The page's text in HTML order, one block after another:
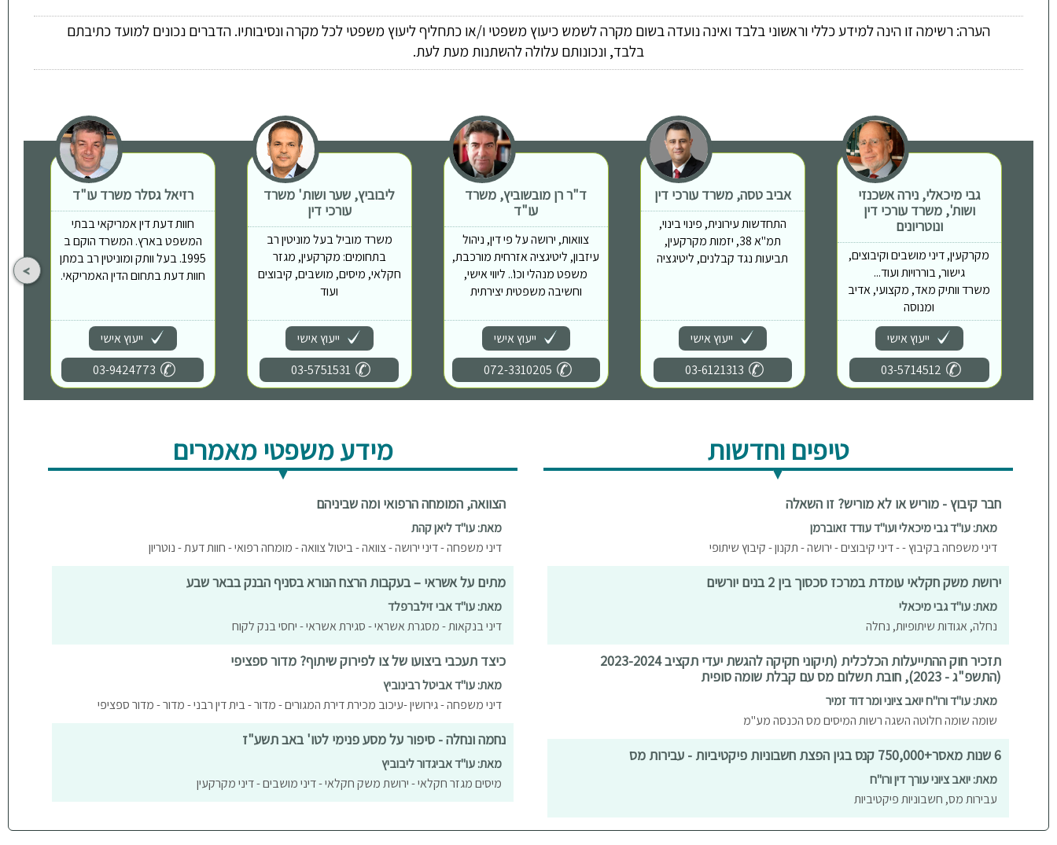
הערה: רשימה זו הינה למידע כללי וראשוני בלבד ואינה נועדה בשום מקרה לשמש כיעוץ משפטי ו/או כתחליף ליעוץ משפטי לכל מקרה ונסיבותיו. הדברים נכונים למועד כתיבתם
בלבד, ונכונותם עלולה להשתנות מעת לעת.
גבי מיכאלי, נירה אשכנזי
ושות', משרד עורכי דין
ונוטריונים
מקרקעין, דיני מושבים וקיבוצים,
גישור, בוררויות ועוד...
משרד וותיק מאד, מקצועי, אדיב
ומנוסה
ייעוץ אישי
03-5714512
אביב טסה, משרד עורכי דין
התחדשות עירונית, פינוי בינוי,
תמ"א 38, יזמות מקרקעין,
תביעות נגד קבלנים, ליטיגציה
ייעוץ אישי
03-6121313
ד"ר רן מובשוביץ, משרד
עו"ד
צוואות, ירושה על פי דין, ניהול
עיזבון, ליטיגציה אזרחית מורכבת,
משפט מנהלי וכו'.. ליווי אישי,
וחשיבה משפטית יצירתית
ייעוץ אישי
072-3310205
ליבוביץ, שער ושות' משרד
עורכי דין
משרד מוביל בעל מוניטין רב
בתחומים: מקרקעין, מגזר
חקלאי, מיסים, מושבים, קיבוצים
ועוד
ייעוץ אישי
03-5751531
רזיאל גסלר משרד עו"ד
חוות דעת דין אמריקאי בבתי
המשפט בארץ. המשרד הוקם ב
1995. בעל וותק ומוניטין רב במתן
חוות דעת בתחום הדין האמריקאי.
ייעוץ אישי
03-9424773
טיפים וחדשות
חבר קיבוץ - מוריש או לא מוריש? זו השאלה
מאת: עו"ד גבי מיכאלי ועו"ד עודד זאוברמן
דיני משפחה בקיבוץ - - דיני קיבוצים - ירושה - תקנון - קיבוץ שיתופי
ירושת משק חקלאי עומדת במרכז סכסוך בין 2 בנים יורשים
מאת: עו"ד גבי מיכאלי
נחלה, אגודות שיתופיות, נחלה
תזכיר חוק ההתייעלות הכלכלית (תיקוני חקיקה להגשת יעדי תקציב 2023-2024
(התשפ"ג - 2023), חובת תשלום מס עם קבלת שומה סופית
מאת: עו"ד ורו"ח יואב ציוני ומר דוד זמיר
שומה שומה חלוטה השגה רשות המיסים מס הכנסה מע"מ
6 שנות מאסר+750,000 קנס בגין הפצת חשבוניות פיקטיביות - עבירות מס
מאת: יואב ציוני עורך דין ורו"ח
עבירות מס, חשבוניות פיקטיביות
מידע משפטי מאמרים
הצוואה, המומחה הרפואי ומה שביניהם
מאת: עו"ד ליאן קהת
דיני משפחה - דיני ירושה - צוואה - ביטול צוואה - מומחה רפואי - חוות דעת - נוטריון
מתים על אשראי – בעקבות הרצח הנורא בסניף הבנק בבאר שבע
מאת: עו"ד אבי זילברפלד
דיני בנקאות - מסגרת אשראי - סגירת אשראי - יחסי בנק לקוח
כיצד תעכבי ביצועו של צו לפירוק שיתוף? מדור ספציפי
מאת: עו"ד אביטל רבינוביץ
דיני משפחה - גירושין -עיכוב מכירת דירת המגורים - מדור - בית דין רבני - מדור - מדור ספציפי
נחמה ונחלה - סיפור על מסע פנימי לטו' באב תשע"ז
מאת: עו"ד אביגדור ליבוביץ
מיסים מגזר חקלאי - ירושת משק חקלאי - דיני מושבים - דיני מקרקעין